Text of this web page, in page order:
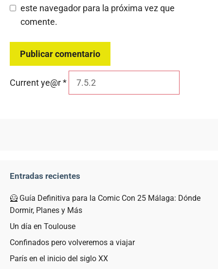
este navegador para la próxima vez que
comente.
Current ye@r*
Entradas recientes
🦸 Guía Definitiva para la Comic Con 25 Málaga: Dónde
Dormir, Planes y Más
Un día en Toulouse
Confinados pero volveremos a viajar
París en el inicio del siglo XX